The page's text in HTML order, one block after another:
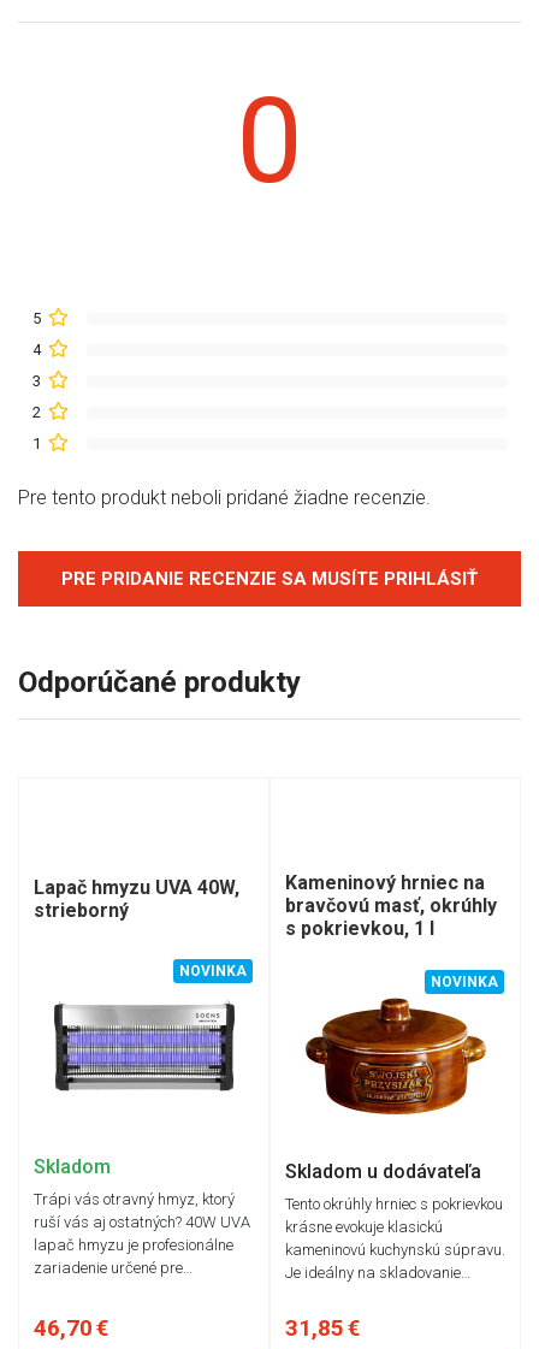
0
5
4
3
2
1
Pre tento produkt neboli pridané žiadne recenzie.
PRE PRIDANIE RECENZIE SA MUSÍTE PRIHLÁSIŤ
Odporúčané produkty
Lapač hmyzu UVA 40W,
strieborný
NOVINKA
Skladom
Trápi vás otravný hmyz, ktorý
ruší vás aj ostatných? 40W UVA
lapač hmyzu je profesionálne
zariadenie určené pre…
46,70 €
Kameninový hrniec na
bravčovú masť, okrúhly
s pokrievkou, 1 l
NOVINKA
Skladom u dodávateľa
Tento okrúhly hrniec s pokrievkou
krásne evokuje klasickú
kameninovú kuchynskú súpravu.
Je ideálny na skladovanie…
31,85 €